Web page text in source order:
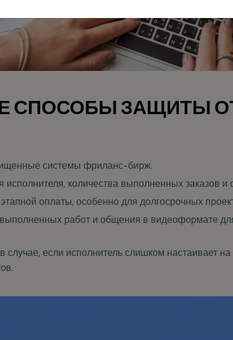
СПОСОБЫ ЗАЩИТЫ
системы фриланс-бирж.
количества выполненных заказов и
оплаты, особенно для долгосрочных
работ и общения в видеоформате
случае, если исполнитель слишком настаивает